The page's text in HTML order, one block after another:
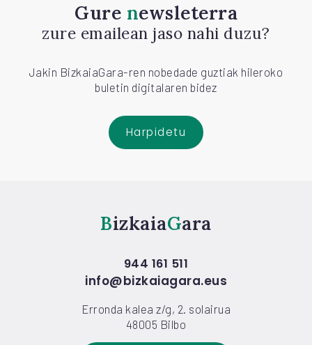
Gure newsleterra
zure emailean jaso nahi duzu?
Jakin BizkaiaGara-ren nobedade guztiak hileroko
buletin digitalaren bidez
Harpidetu
Bizkaia Gara
944 161 511
info@bizkaiagara.eus
Erronda kalea z/g, 2. solairua
48005 Bilbo